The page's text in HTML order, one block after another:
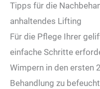
Tipps für die
anhaltendes Lifting
Für die Pflege Ihrer
einfache Schritte
Wimpern in den ersten
Behandlung zu